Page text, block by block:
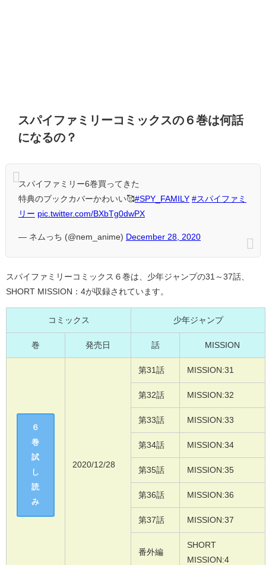
スパイファミリーコミックスの６巻は何話
になるの？
スパイファミリー6巻買ってきた
特典のブックカバーかわいい🥰#SPY_FAMILY #スパイファミ
リー pic.twitter.com/BXbTg0dwPX
— ネムっち (@nem_anime) December 28, 2020
スパイファミリーコミックス６巻は、少年ジャンプの31～37話、
SHORT MISSION：4が収録されています。
コミックス 少年ジャンプ
巻 発売日 話 MISSION
６
巻
試
し
読
み
2020/12/28
第31話 MISSION:31
第32話 MISSION:32
第33話 MISSION:33
第34話 MISSION:34
第35話 MISSION:35
第36話 MISSION:36
第37話 MISSION:37
番外編
SHORT
MISSION:4